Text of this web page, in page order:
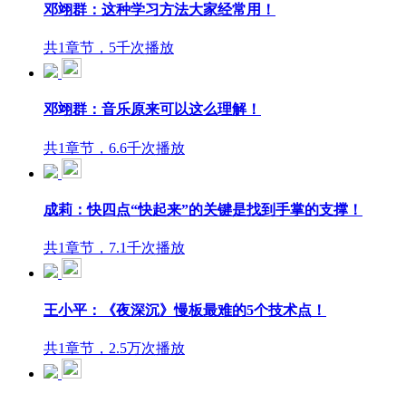
邓翊群：这种学习方法大家经常用！
共1章节，5千次播放
邓翊群：音乐原来可以这么理解！
共1章节，6.6千次播放
成莉：快四点“快起来”的关键是找到手掌的支撑！
共1章节，7.1千次播放
王小平：《夜深沉》慢板最难的5个技术点！
共1章节，2.5万次播放